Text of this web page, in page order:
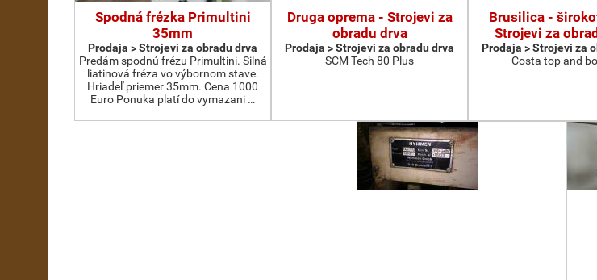
Spodná frézka Primultini
35mm
Prodaja > Strojevi za obradu drva
Predám spodnú frézu Primultini. Silná
liatinová fréza vo výbornom stave.
Hriadeľ priemer 35mm. Cena 1000
Euro Ponuka platí do vymazani …
Druga oprema - Strojevi za
obradu drva
Prodaja > Strojevi za obradu drva
SCM Tech 80 Plus
Brusilica -
Strojevi za
Prodaja > Strojevi za
Costa top and